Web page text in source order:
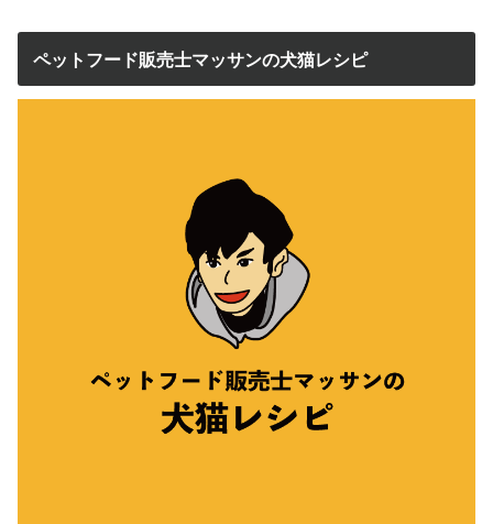
ペットフード販売士マッサンの犬猫レシピ